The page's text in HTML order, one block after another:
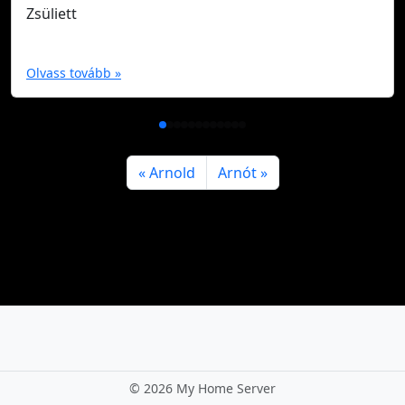
Zsüliett
Olvass tovább »
Arnold Arnót
© 2026 My Home Server